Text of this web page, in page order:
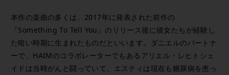
本作の楽曲の多くは、2017年に発表された前作の
『Something To Tell You』のリリース後に彼女たちが経験し
た暗い時期に生まれたものだといいます。ダニエルのパートナ
ーで、HAIMのコラボレーターでもあるアリエル・レヒトシェ
イドは当時がんと闘っていて、エスティは現在も糖尿病を患っ